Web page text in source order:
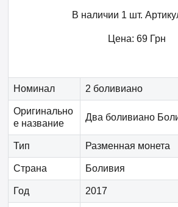
В наличии 1 шт.
Цена: 69 Грн
Номинал 2 боливиано
Оригинально
е название
Два боливиано
Тип Разменная монета
Страна Боливия
Год 2017